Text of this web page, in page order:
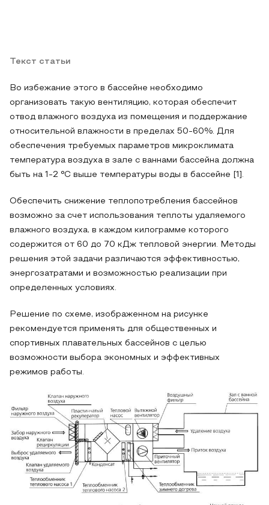
Текст статьи
Во избежание этого в бассейне необходимо
организовать такую вентиляцию, которая обеспечит
отвод влажного воздуха из помещения и поддержание
относительной влажности в пределах 50-60%. Для
обеспечения требуемых параметров микроклимата
температура воздуха в зале с ваннами бассейна должна
быть на 1-2 °C выше температуры воды в бассейне [1].
Обеспечить снижение теплопотребления бассейнов
возможно за счет использования теплоты удаляемого
влажного воздуха, в каждом килограмме которого
содержится от 60 до 70 кДж тепловой энергии. Методы
решения этой задачи различаются эффективностью,
энергозатратами и возможностью реализации при
определенных условиях.
Решение по схеме, изображенном на рисунке
рекомендуется применять для общественных и
спортивных плавательных бассейнов с целью
возможности выбора экономных и эффективных
режимов работы.